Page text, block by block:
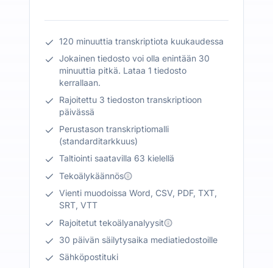
120 minuuttia transkriptiota kuukaudessa
Jokainen tiedosto voi olla enintään 30
minuuttia pitkä. Lataa 1 tiedosto
kerrallaan.
Rajoitettu 3 tiedoston transkriptioon
päivässä
Perustason transkriptiomalli
(standarditarkkuus)
Taltiointi saatavilla 63 kielellä
Tekoälykäännös
Vienti muodoissa Word, CSV, PDF, TXT,
SRT, VTT
Rajoitetut tekoälyanalyysit
30 päivän säilytysaika mediatiedostoille
Sähköpostituki